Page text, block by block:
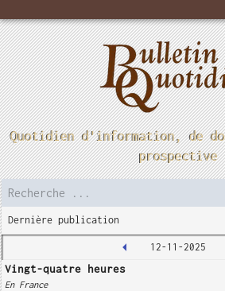
Quotidien d'information, de
prospective
Dernière publication
12-11-2025
Vingt-quatre heures
En France